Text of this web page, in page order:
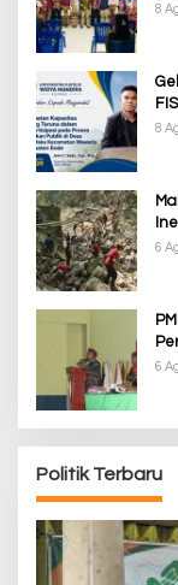
8
8
6
6
Politik Terbaru